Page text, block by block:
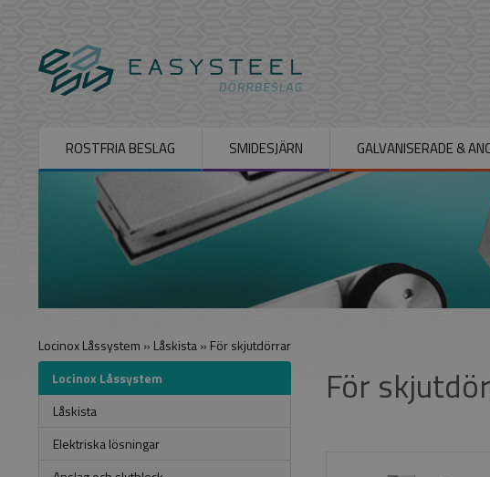
ROSTFRIA BESLAG SMIDESJÄRN GALVANISERADE &
Locinox Låssystem » Låskista» För skjutdörrar
Locinox Låssystem
Låskista
Elektriska lösningar
För